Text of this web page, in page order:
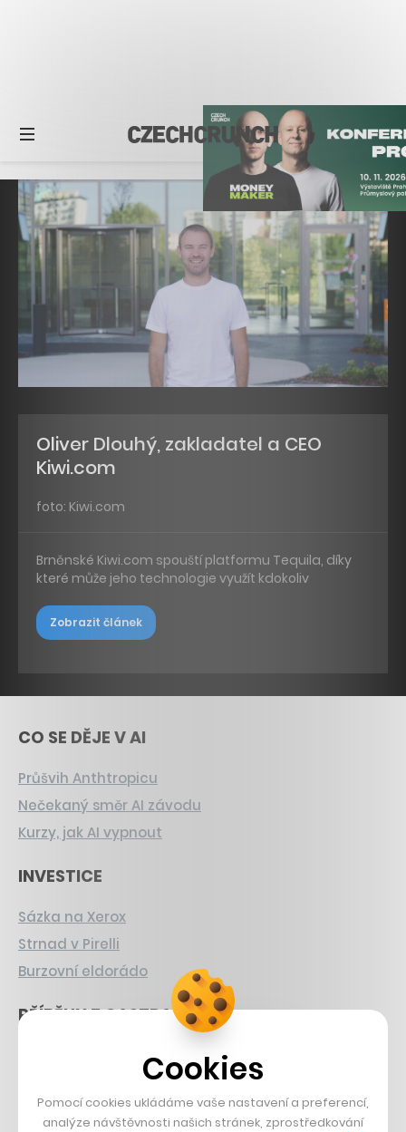
Oliver Dlouhý, zakladatel a CEO
Kiwi.com
foto: Kiwi.com
Brněnské Kiwi.com spouští platformu Tequila, díky
které může jeho technologie využít kdokoliv
Zobrazit článek
CO SE DĚJE V AI
Průšvih Anthtropicu
Nečekaný směr AI závodu
Kurzy, jak AI vypnout
INVESTICE
Sázka na Xerox
Strnad v Pirelli
Burzovní eldorádo
PŘÍBĚHY Z GASTRA
Boční projekt, co se zvrtnul
Francouzský šéfkuchař na Šumavě
Dva golfisti, co pečou
Cookies
Pomocí cookies ukládáme vaše nastavení a preferencí,
analýze návštěvnosti našich stránek, zprostředkování